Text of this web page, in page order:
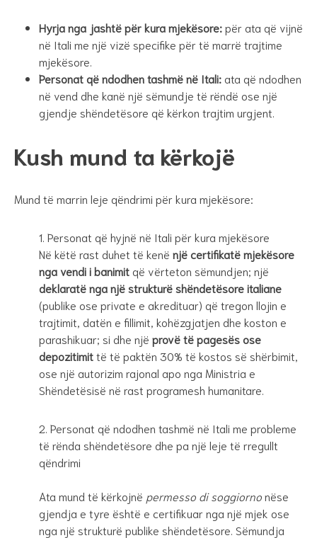
Hyrja nga jashtë për kura mjekësore:për ata që vijnë
në Itali me një vizë specifike për të marrë trajtime
mjekësore.
Personat që ndodhen tashmë në Itali: ata që ndodhen
në vend dhe kanë një sëmundje të rëndë ose një
gjendje shëndetësore që kërkon trajtim urgjent.
Kush mund ta kërkojë
Mund të marrin leje qëndrimi për kura mjekësore:
Personat që hyjnë në Itali për kura mjekësore
Në këtë rast duhet të kenë një certifikatë mjekësore
nga vendi i banimit që vërteton sëmundjen; një
deklaratë nga një strukturë shëndetësore italiane
(publike ose private e akredituar) që tregon llojin e
trajtimit, datën e fillimit, kohëzgjatjen dhe koston e
parashikuar; si dhe një provë të pagesës ose
depozitimittë të paktën 30% të kostos së shërbimit,
ose një autorizim rajonal apo nga Ministria e
Shëndetësisë në rast programesh humanitare.
Personat që ndodhen tashmë në Itali me probleme
të rënda shëndetësore dhe pa një leje të rregullt
qëndrimi
Ata mund të kërkojnë permesso di soggiornonëse
gjendja e tyre është e certifikuar nga një mjek ose
nga një strukturë publike shëndetësore. Sëmundja